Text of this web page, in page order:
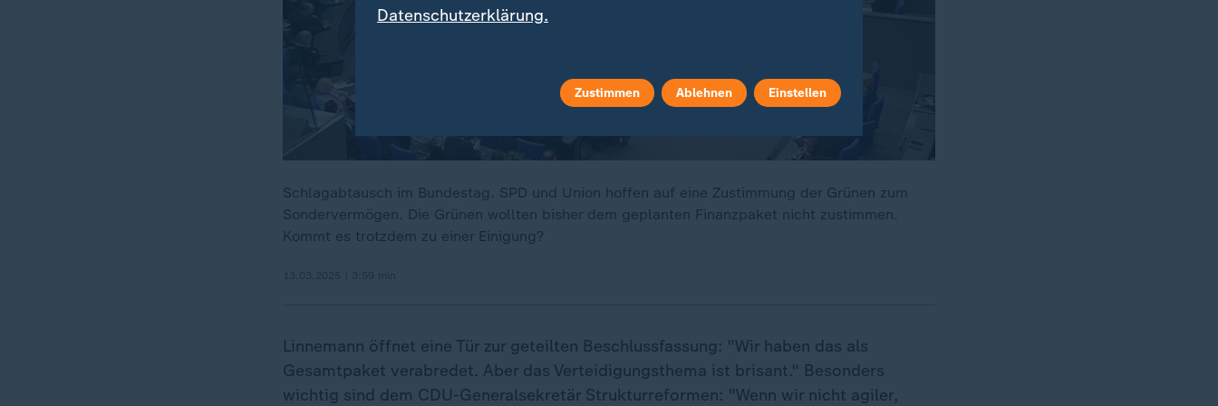
Schlagabtausch im Bundestag. SPD und Union hoffen auf eine Zustimmung der Grünen zum
Sondervermögen. Die Grünen wollten bisher dem geplanten Finanzpaket nicht zustimmen.
Kommt es trotzdem zu einer Einigung?
Linnemann öffnet eine Tür zur geteilten Beschlussfassung: "Wir haben das als
Gesamtpaket verabredet. Aber das Verteidigungsthema ist brisant." Besonders
wichtig sind dem CDU-Generalsekretär Strukturreformen: "Wenn wir nicht agiler,
Datenschutzerklärung.
Zustimmen Ablehnen Einstellen